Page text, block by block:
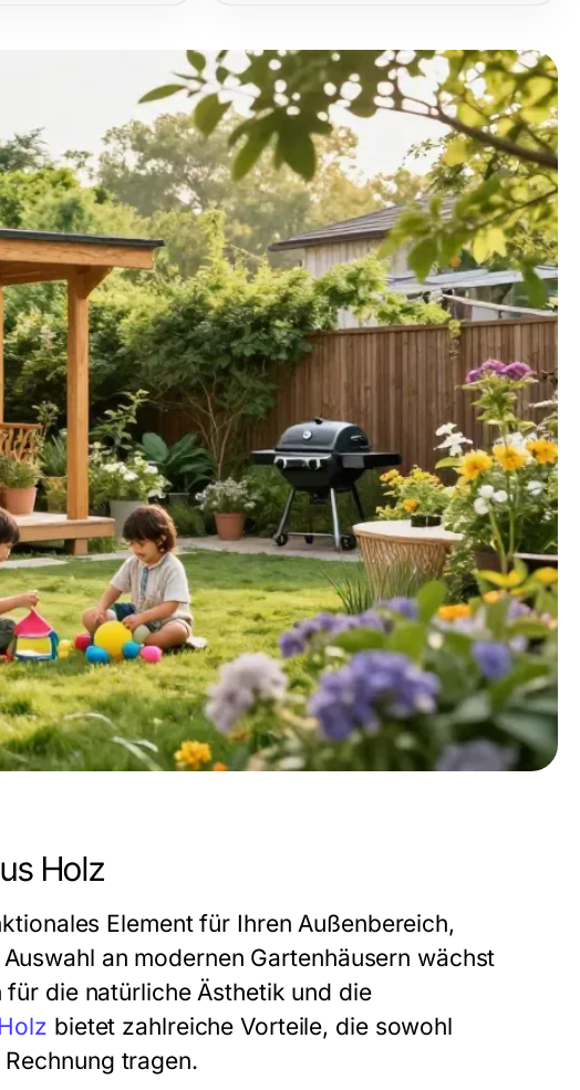
Holz
Element für Ihren Außenbereich,
an modernen Gartenhäusern wächst
die natürliche Ästhetik und die
bietet zahlreiche Vorteile, die sowohl
tragen.